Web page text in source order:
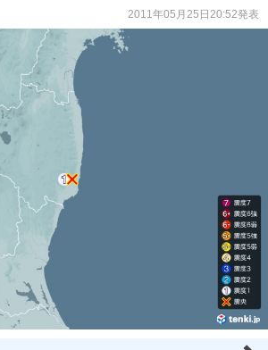
2011年05月25日20:52発表